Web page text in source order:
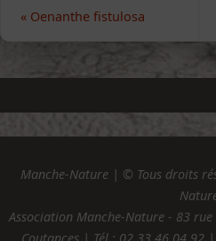
«Oenanthe fistulosa
Manche-Nature | © Tous droits
Association Manche-Nature - 83
Coutances | Tél : 02.33.46.04.92|